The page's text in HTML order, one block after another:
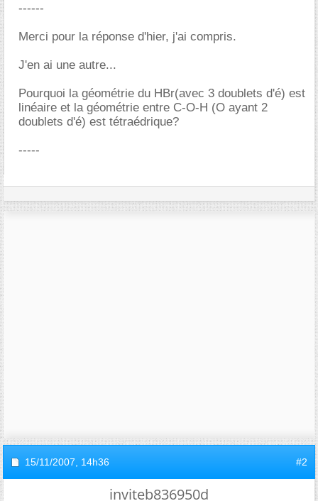
------
Merci pour la réponse d'hier, j'ai compris.
J'en ai une autre...
Pourquoi la géométrie du HBr(avec 3 doublets d'é) est
linéaire et la géométrie entre C-O-H (O ayant 2
doublets d'é) est tétraédrique?
-----
15/11/2007, 14h36 #2
inviteb836950d